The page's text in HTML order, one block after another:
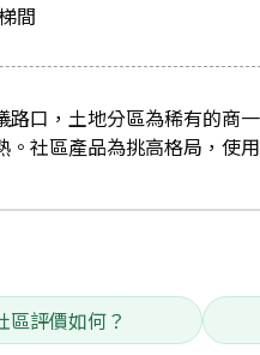
間
路口，土地分區為稀有的商
。社區產品為挑高格局，使
區評價如何？